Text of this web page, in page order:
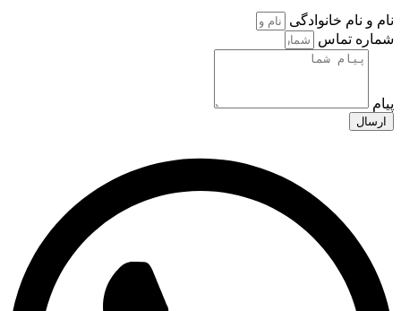
نام و نام خانوادگی
شماره تماس
پیام
ارسال